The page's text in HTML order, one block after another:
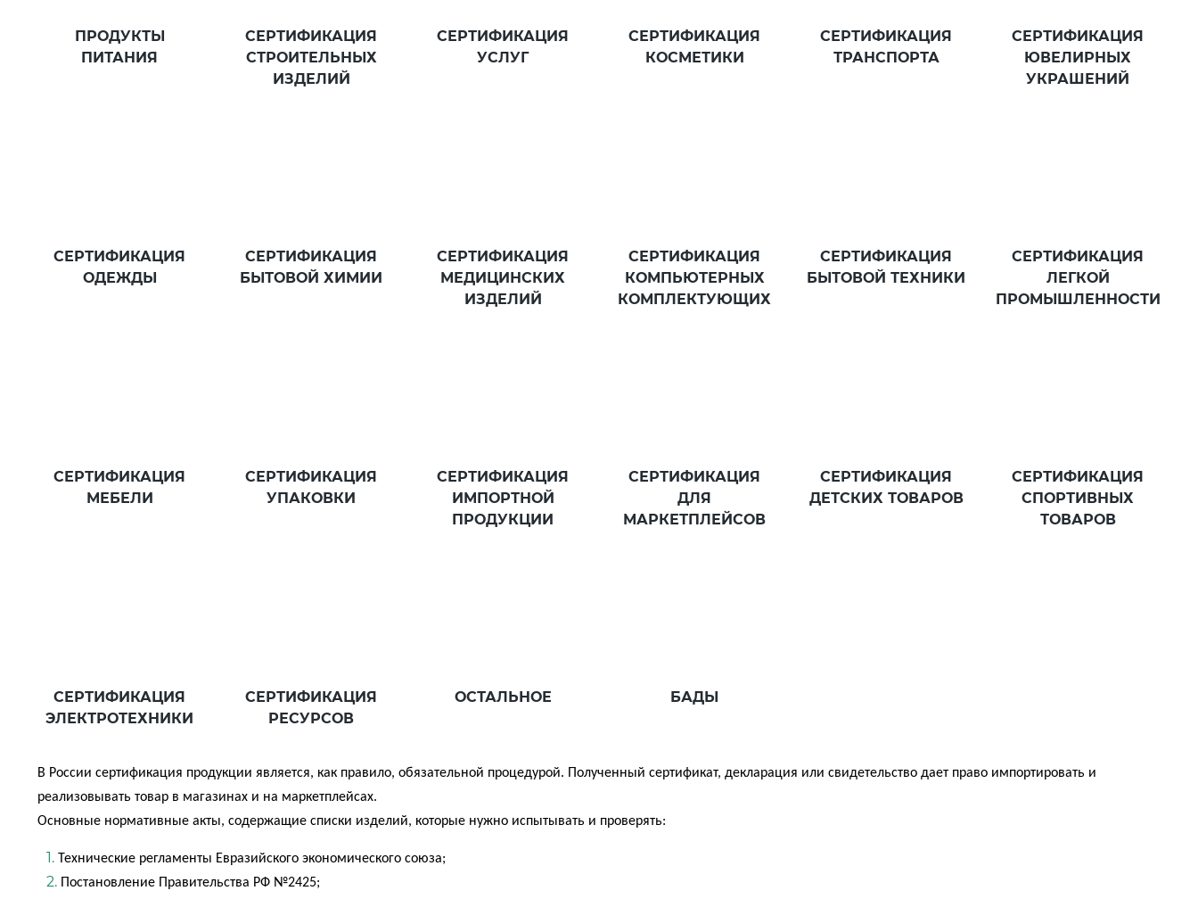
ПРОДУКТЫ
ПИТАНИЯ
СЕРТИФИКАЦИЯ
СТРОИТЕЛЬНЫХ
ИЗДЕЛИЙ
СЕРТИФИКАЦИЯ
УСЛУГ
СЕРТИФИКАЦИЯ
КОСМЕТИКИ
СЕРТИФИКАЦИЯ
ТРАНСПОРТА
СЕРТИФИКАЦИЯ
ЮВЕЛИРНЫХ
УКРАШЕНИЙ
СЕРТИФИКАЦИЯ
ОДЕЖДЫ
СЕРТИФИКАЦИЯ
БЫТОВОЙ ХИМИИ
СЕРТИФИКАЦИЯ
МЕДИЦИНСКИХ
ИЗДЕЛИЙ
СЕРТИФИКАЦИЯ
КОМПЬЮТЕРНЫХ
КОМПЛЕКТУЮЩИХ
СЕРТИФИКАЦИЯ
БЫТОВОЙ ТЕХНИКИ
СЕРТИФИКАЦИЯ
ЛЕГКОЙ
ПРОМЫШЛЕННОСТИ
СЕРТИФИКАЦИЯ
МЕБЕЛИ
СЕРТИФИКАЦИЯ
УПАКОВКИ
СЕРТИФИКАЦИЯ
ИМПОРТНОЙ
ПРОДУКЦИИ
СЕРТИФИКАЦИЯ
ДЛЯ
МАРКЕТПЛЕЙСОВ
СЕРТИФИКАЦИЯ
ДЕТСКИХ ТОВАРОВ
СЕРТИФИКАЦИЯ
СПОРТИВНЫХ
ТОВАРОВ
СЕРТИФИКАЦИЯ
ЭЛЕКТРОТЕХНИКИ
СЕРТИФИКАЦИЯ
РЕСУРСОВ
ОСТАЛЬНОЕ БАДЫ
В России сертификация продукции является, как правило, обязательной процедурой. Полученный сертификат, декларация или свидетельство дает право импортировать и
реализовывать товар в магазинах и на маркетплейсах.
Основные нормативные акты, содержащие списки изделий, которые нужно испытывать и проверять:
Технические регламенты Евразийского экономического союза;
Постановление Правительства РФ №2425;